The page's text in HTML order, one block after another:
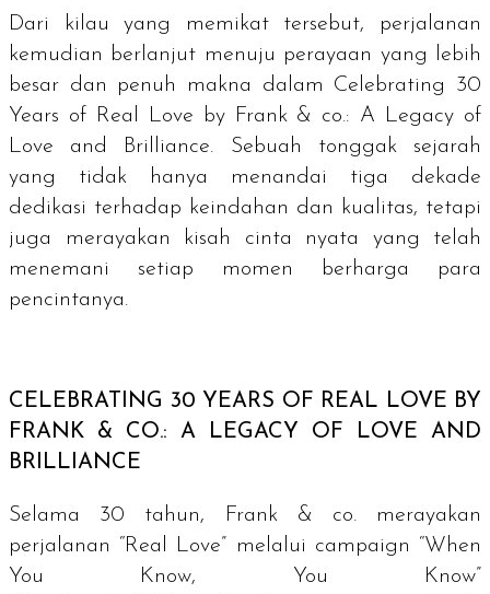
Dari kilau yang memikat tersebut, perjalanan
kemudian berlanjut menuju perayaan yang lebih
besar dan penuh makna dalam Celebrating 30
Years of Real Love by Frank & co.: A Legacy of
Love and Brilliance. Sebuah tonggak sejarah
yang tidak hanya menandai tiga dekade
dedikasi terhadap keindahan dan kualitas, tetapi
juga merayakan kisah cinta nyata yang telah
menemani setiap momen berharga para
pencintanya.
CELEBRATING 30 YEARS OF REAL LOVE BY
FRANK & CO.: A LEGACY OF LOVE AND
BRILLIANCE
Selama 30 tahun, Frank & co. merayakan
perjalanan “Real Love” melalui campaign “When
You Know, You Know”